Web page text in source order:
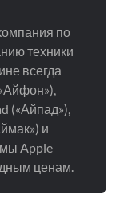
по
техники
всегда
(«Айпад»),
и
Apple
ценам.